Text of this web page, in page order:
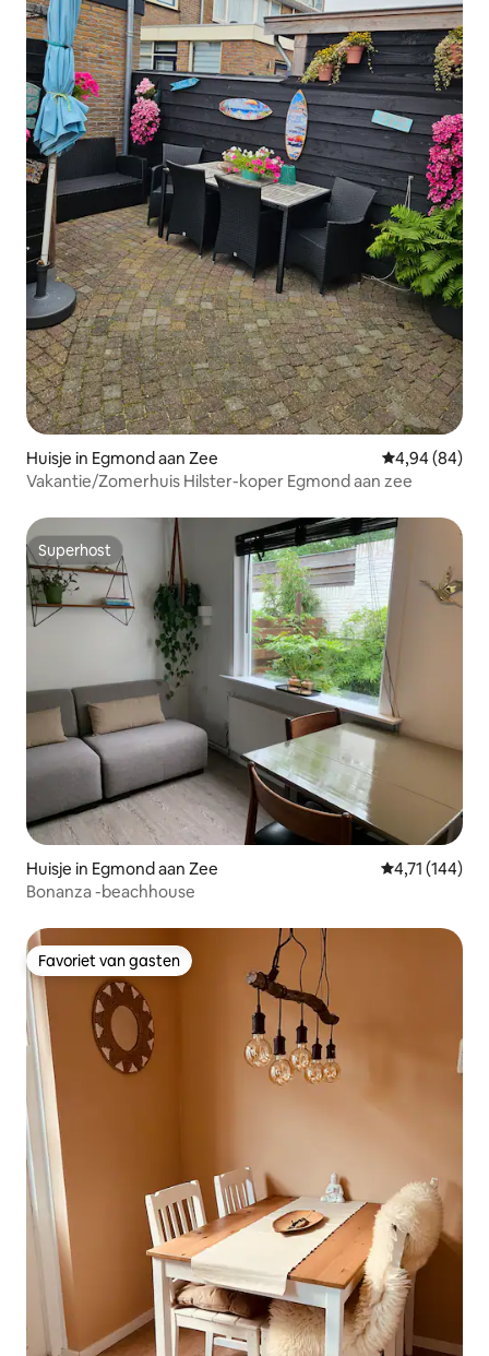
Huisje in Egmond aan Zee Gemiddelde
4,94 (84)
Vakantie/Zomerhuis Hilster-koper Egmond aan zee
Superhost
Superhost
Huisje in Egmond aan Zee Gemiddelde
4,71 (144)
Bonanza -beachhouse
Favoriet van gasten
Favoriet van gasten